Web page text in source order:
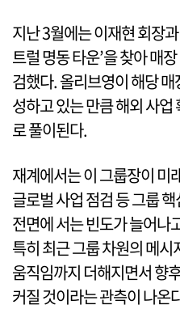
지난 3월에는 이재현 회장
트럴 명동 타운’을 찾아 매
검했다. 올리브영이 해당
성하고 있는 만큼 해외 사
로 풀이된다.
재계에서는 이 그룹장이 미
글로벌 사업 점검 등 그룹
전면에 서는 빈도가 늘어나
특히 최근 그룹 차원의 메
움직임까지 더해지면서 향
커질 것이라는 관측이 나온